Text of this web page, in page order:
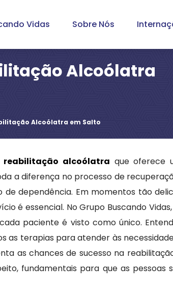
Vidas Sobre Nós
Alcoólatra
Alcoólatra em Salto
reabilitação alcoólatra que oferece
a diferença no processo de
de dependência. Em momentos tão
é essencial. No Grupo Buscando
paciente é visto como único.
as terapias para atender às
as chances de sucesso na
fundamentais para que as